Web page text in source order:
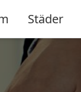
Städer